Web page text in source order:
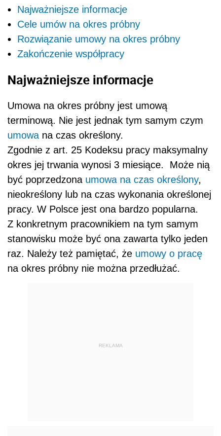
Najważniejsze informacje
Cele umów na okres próbny
Rozwiązanie umowy na okres próbny
Zakończenie współpracy
Najważniejsze informacje
Umowa na okres próbny jest umową
terminową. Nie jest jednak tym samym czym
umowa na czas określony.
Zgodnie z art. 25 Kodeksu pracy maksymalny
okres jej trwania wynosi 3 miesiące. Może nią
być poprzedzona umowa na czas określony,
nieokreślony lub na czas wykonania określonej
pracy. W Polsce jest ona bardzo popularna.
Z konkretnym pracownikiem na tym samym
stanowisku może być ona zawarta tylko jeden
raz. Należy też pamiętać, że umowy o pracę
na okres próbny nie można przedłużać.
REKLAMA